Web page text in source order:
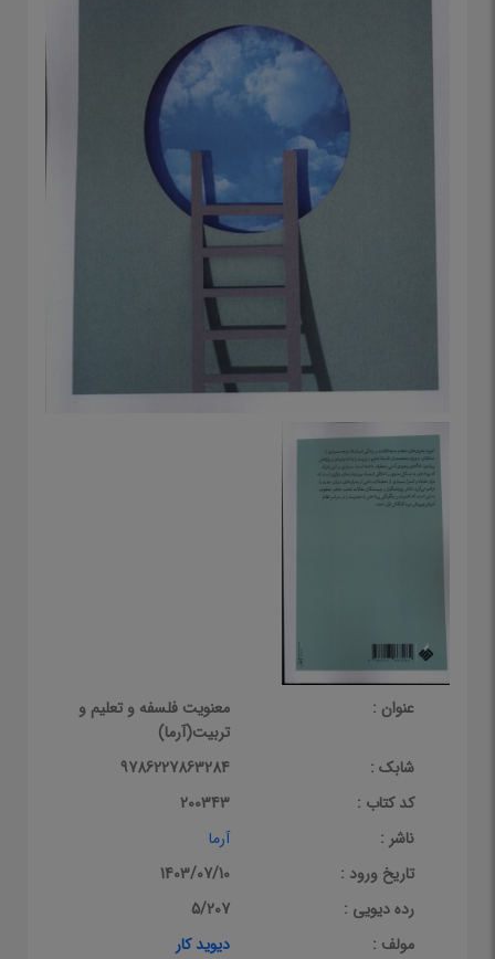
عنوان :
معنویت فلسفه و تعلیم و
تربیت(آرما)
شابک :
9786227863284
کد کتاب :
200343
ناشر :
آرما
تاریخ ورود :
1403/07/10
رده دیویی :
5/207
مولف :
دیوید کار